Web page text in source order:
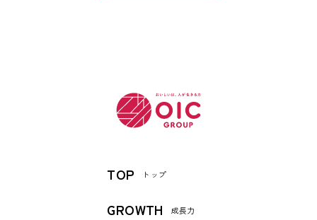
TOP トップ
GROWTH 成長力